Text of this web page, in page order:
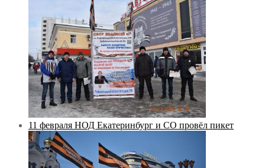
11 февраля НОД Екатеринбург и СО провёл пикет